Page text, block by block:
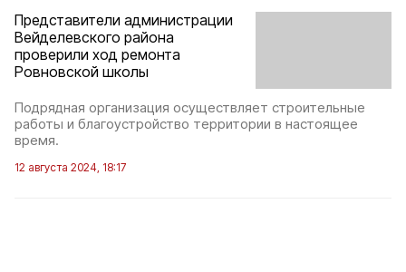
Представители администрации
Вейделевского района
проверили ход ремонта
Ровновской школы
Подрядная организация осуществляет строительные
работы и благоустройство территории в настоящее
время.
12 августа 2024, 18:17